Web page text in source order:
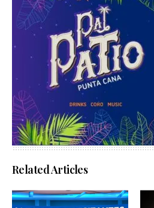
Related Articles